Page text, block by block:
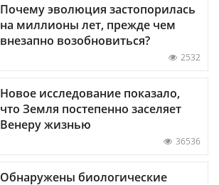
Почему эволюция застопорилась
на миллионы лет, прежде чем
внезапно возобновиться?
2532
Новое исследование показало,
что Земля постепенно заселяет
Венеру жизнью
36536
Обнаружены биологические